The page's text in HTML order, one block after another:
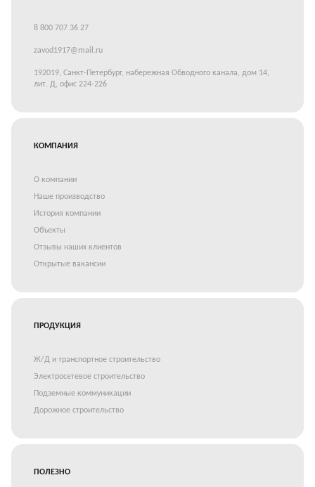
8 800 707 36 27
zavod1917@mail.ru
192019, Санкт-Петербург, набережная Обводного канала, дом 14,
лит. Д, офис 224-226
КОМПАНИЯ
О компании
Наше производство
История компании
Объекты
Отзывы наших клиентов
Открытые вакансии
ПРОДУКЦИЯ
Ж/Д и транспортное строительство
Электросетевое строительство
Подземные коммуникации
Дорожное строительство
ПОЛЕЗНО